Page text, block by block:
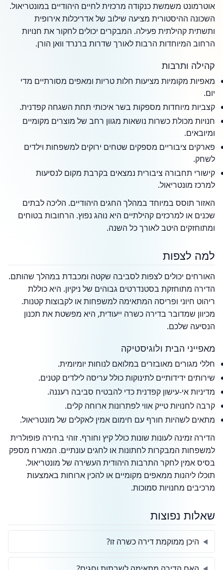
אוטרמונט משמשת כנקודה מרכזית לחיים היהודיים במונטריאול.
השכונה ההיסטורית מציעה שילוב של אדריכלות אירופית
ותשתית קהילתית פעילה. המבקרים יכולים לחקור את חנויות
הרחוב המיוחדות הרבות לאורך שדרות ברנרד וואן הורן.
קהילה ותרבות
מאפיות מקומיות מציעות חלות טריות ומאפים מסורתיים מדי
יום.
קצביות מיוחדות מספקות בשר איכותי תחת השגחה קפדנית.
חנויות מכולת כשרות נושאות מגוון רחב של מוצרים מקומיים
ומיובאים.
פארקים ציבוריים מספקים שטחים ירוקים למשפחות וילדים
לשחק.
קישורי תחבורה ציבורית נמצאים בקרבת מקום לנסיעות
למרכז מונטריאול.
האזור תוסס במיוחד במהלך החגים היהודיים. הליכה לבתים
שכנים או למרכזים קהילתיים היא נוהג נפוץ. הרחובות בטוחים
ומתוחזקים היטב לאורך כל השנה.
למה לצפות
האורחים יכולים לצפות לסביבה שקטה ומכבדת במהלך שהותם.
הדירה מתוחזקת בסטנדרטים גבוהים של ניקיון. היא כוללת
ריהוט חיוני ופריסה המתאימה למשפחות או לקבוצות קטנות.
מכיוון שמדובר בדירה כשרה ייעודית, היא מפשטת את תכנון
הנסיעה שלכם.
מאפייני הבית ולוגיסטיקה
חללי מגורים מאובזרים במלואם לנוחות יומיומית.
שירותים ידידותיים לתינוקות כולל עריסה לילדים קטנים.
מדיניות אי-עישון קפדנית כדי להבטיח סביבה רעננה.
קרבה לחנויות טייק אווי לפתרונות ארוחה קלים.
מתאים לשהיות חורף עם חימום אמין לאקלים של מונטריאול.
הדירה זמינה לעונות שונות כולל קיץ וחורף. זוהי בחירה פופולרית
למשפחות המבקרות לחתונות או לחגים עונתיים. המארח מספק
בסיס אמין לחקר התרבות היהודית העשירה של מונטריאול.
תוכלו ליהנות ממאפים מקומיים או להכין ארוחות באמצעות
מרכיבים מחנויות סמוכות.
שאלות נפוצות
היכן ממוקמת דירה כשרה זו?